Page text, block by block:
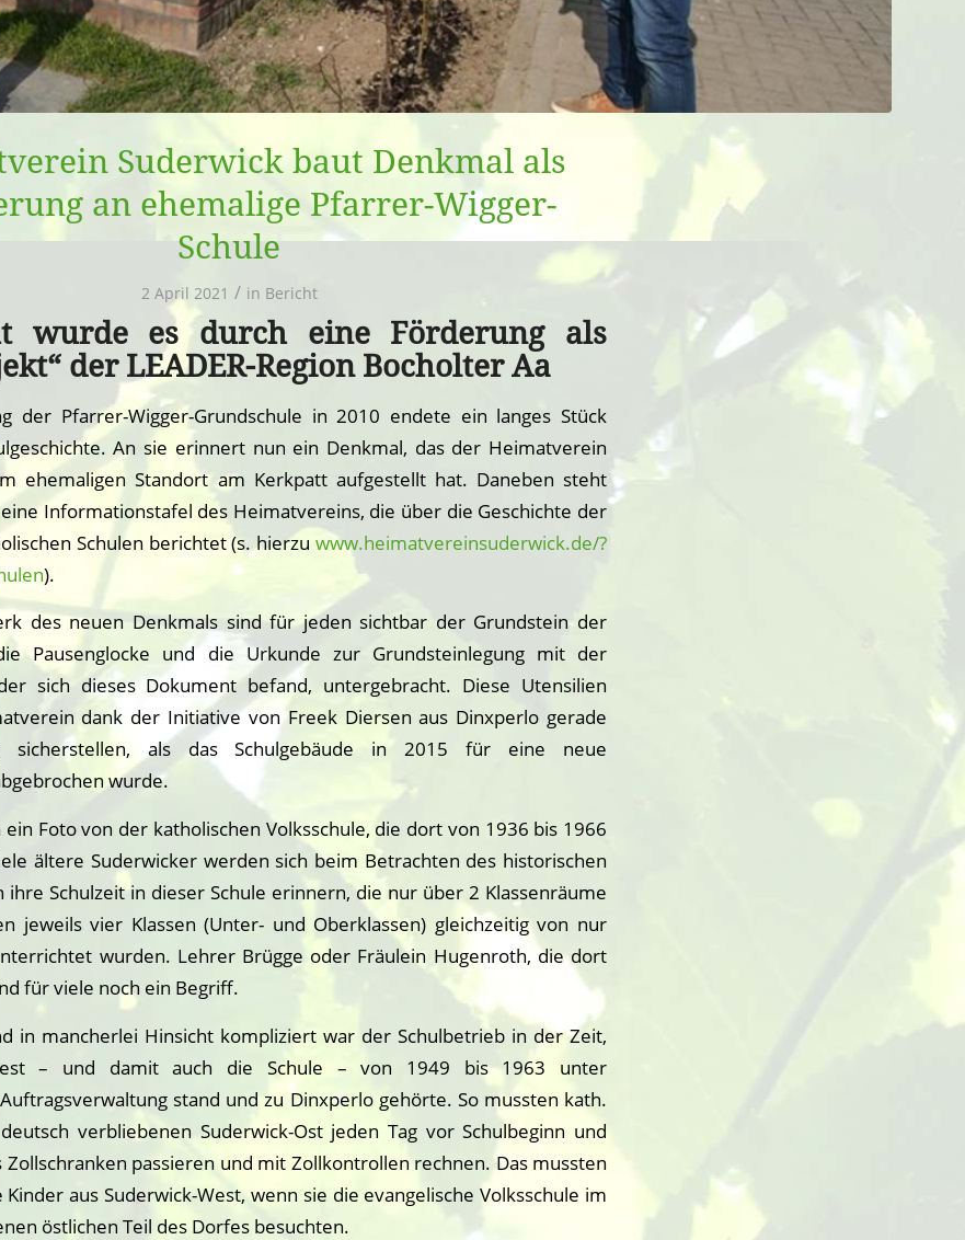
Suderwick baut Denkmal als
an ehemalige Pfarrer-Wigger-
Schule
2 April 2021 / in Bericht
wurde es durch eine Förderung als
der LEADER-Region Bocholter Aa
der Pfarrer-Wigger-Grundschule in 2010 endete ein langes Stück
An sie erinnert nun ein Denkmal, das der Heimatverein
ehemaligen Standort am Kerkpatt aufgestellt hat. Daneben steht
Informationstafel des Heimatvereins, die über die Geschichte der
Schulen berichtet (s. hierzu www.heimatvereinsuderwick.de/?
).
des neuen Denkmals sind für jeden sichtbar der Grundstein der
Pausenglocke und die Urkunde zur Grundsteinlegung mit der
sich dieses Dokument befand, untergebracht. Diese Utensilien
dank der Initiative von Freek Diersen aus Dinxperlo gerade
sicherstellen, als das Schulgebäude in 2015 für eine neue
wurde.
ein Foto von der katholischen Volksschule, die dort von 1936 bis 1966
ältere Suderwicker werden sich beim Betrachten des historischen
ihre Schulzeit in dieser Schule erinnern, die nur über 2 Klassenräume
jeweils vier Klassen (Unter- und Oberklassen) gleichzeitig von nur
wurden. Lehrer Brügge oder Fräulein Hugenroth, die dort
für viele noch ein Begriff.
in mancherlei Hinsicht kompliziert war der Schulbetrieb in der Zeit,
– und damit auch die Schule – von 1949 bis 1963 unter
stand und zu Dinxperlo gehörte. So mussten kath.
verbliebenen Suderwick-Ost jeden Tag vor Schulbeginn und
Zollschranken passieren und mit Zollkontrollen rechnen. Das mussten
aus Suderwick-West, wenn sie die evangelische Volksschule im
östlichen Teil des Dorfes besuchten.